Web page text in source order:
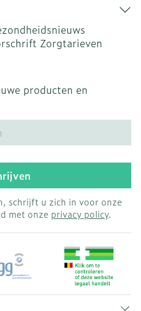
Zorgtarieven
producten en
schrijft u zich in voor onze
met onze privacy policy.